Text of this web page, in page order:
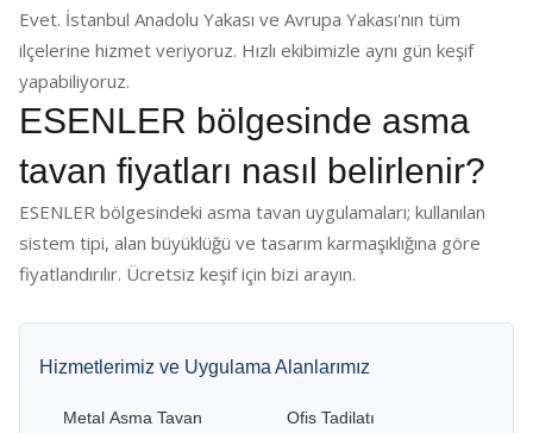
Evet. İstanbul Anadolu Yakası ve Avrupa Yakası'nın tüm
ilçelerine hizmet veriyoruz. Hızlı ekibimizle aynı gün keşif
yapabiliyoruz.
ESENLER bölgesinde asma
tavan fiyatları nasıl belirlenir?
ESENLER bölgesindeki asma tavan uygulamaları; kullanılan
sistem tipi, alan büyüklüğü ve tasarım karmaşıklığına göre
fiyatlandırılır. Ücretsiz keşif için bizi arayın.
Hizmetlerimiz ve Uygulama Alanlarımız
Metal Asma Tavan
Ofis Tadilatı